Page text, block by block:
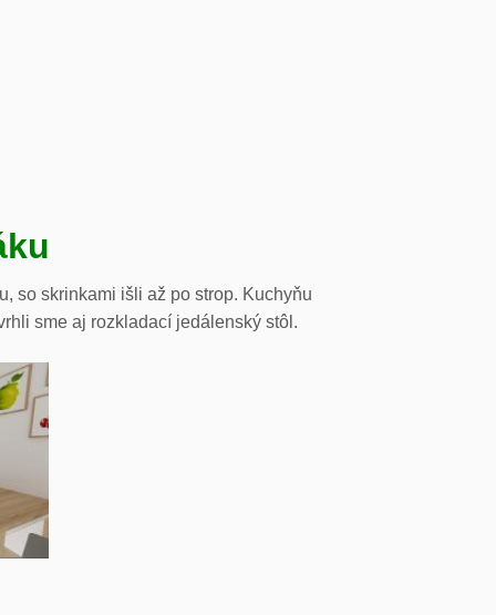
so skrinkami išli až po strop. Kuchyňu
sme aj rozkladací jedálenský stôl.